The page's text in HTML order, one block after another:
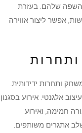
השפה שלהם. בעזרת
אפשר ליצור אווירה
ותחרות ידידותית.
אלגנטי. אירוע בסגנון
חמימה, ואירוע
אתגרים משותפים.